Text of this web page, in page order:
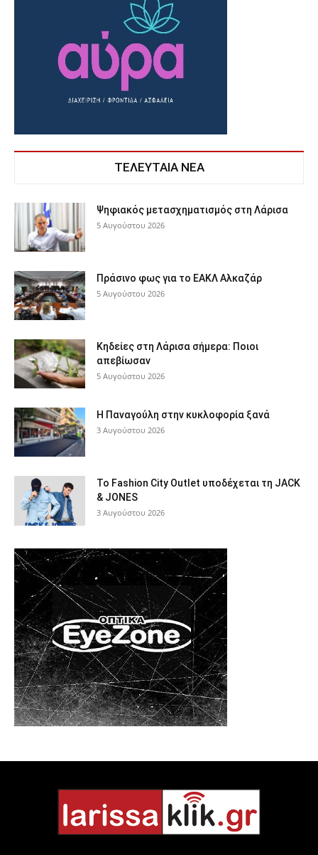
ΤΕΛΕΥΤΑΙΑ ΝΕΑ
Ψηφιακός μετασχηματισμός στη Λάρισα
5 Αυγούστου 2026
Πράσινο φως για το ΕΑΚΛ Αλκαζάρ
5 Αυγούστου 2026
Κηδείες στη Λάρισα σήμερα: Ποιοι
απεβίωσαν
5 Αυγούστου 2026
Η Παναγούλη στην κυκλοφορία ξανά
3 Αυγούστου 2026
Το Fashion City Outlet υποδέχεται τη JACK
& JONES
3 Αυγούστου 2026